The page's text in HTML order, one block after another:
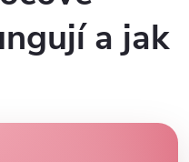
a jak